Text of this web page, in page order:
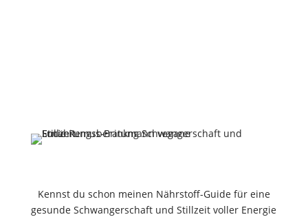
Kennst du schon meinen Nährstoff-Guide für eine
gesunde Schwangerschaft und Stillzeit voller Energie